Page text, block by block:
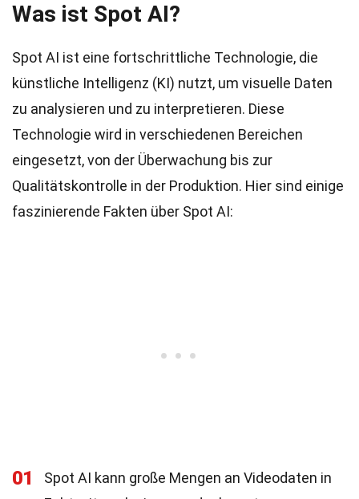
Was ist Spot AI?
Spot AI ist eine fortschrittliche Technologie, die
künstliche Intelligenz (KI) nutzt, um visuelle Daten
zu analysieren und zu interpretieren. Diese
Technologie wird in verschiedenen Bereichen
eingesetzt, von der Überwachung bis zur
Qualitätskontrolle in der Produktion. Hier sind einige
faszinierende Fakten über Spot AI:
01
Spot AI kann große Mengen an Videodaten in